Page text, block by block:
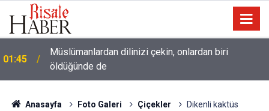
01:45
Müslümanlardan dilinizi çekin, onlardan biri
öldüğünde de
Anasayfa Foto Galeri Çiçekler
Dikenli kaktüs